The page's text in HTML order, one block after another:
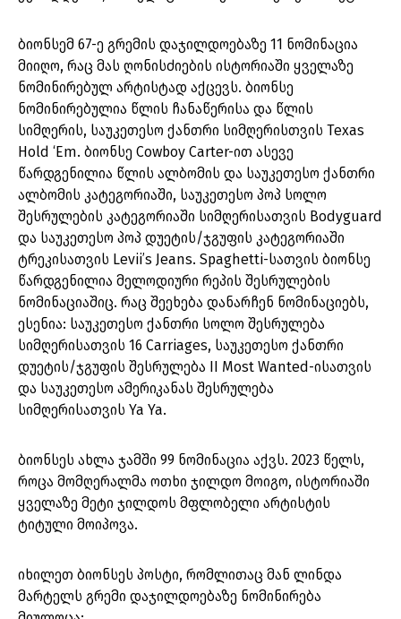
ბიონსემ 67-ე გრემის დაჯილდოებაზე 11 ნომინაცია
მიიღო, რაც მას ღონისძიების ისტორიაში ყველაზე
ნომინირებულ არტისტად აქცევს. ბიონსე
ნომინირებულია წლის ჩანაწერისა და წლის
სიმღერის, საუკეთესო ქანთრი სიმღერისთვის Texas
Hold ‘Em. ბიონსე Cowboy Carter-ით ასევე
წარდგენილია წლის ალბომის და საუკეთესო ქანთრი
ალბომის კატეგორიაში, საუკეთესო პოპ სოლო
შესრულების კატეგორიაში სიმღერისათვის Bodyguard
და საუკეთესო პოპ დუეტის/ჯგუფის კატეგორიაში
ტრეკისათვის Levii’s Jeans. Spaghetti-სათვის ბიონსე
წარდგენილია მელოდიური რეპის შესრულების
ნომინაციაშიც. რაც შეეხება დანარჩენ ნომინაციებს,
ესენია: საუკეთესო ქანთრი სოლო შესრულება
სიმღერისათვის 16 Carriages, საუკეთესო ქანთრი
დუეტის/ჯგუფის შესრულება II Most Wanted-ისათვის
და საუკეთესო ამერიკანას შესრულება
სიმღერისათვის Ya Ya.
ბიონსეს ახლა ჯამში 99 ნომინაცია აქვს. 2023 წელს,
როცა მომღერალმა ოთხი ჯილდო მოიგო, ისტორიაში
ყველაზე მეტი ჯილდოს მფლობელი არტისტის
ტიტული მოიპოვა.
იხილეთ ბიონსეს პოსტი, რომლითაც მან ლინდა
მარტელს გრემი დაჯილდოებაზე ნომინირება